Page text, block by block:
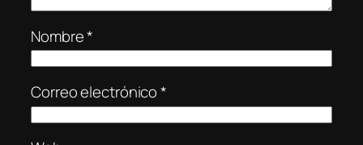
Nombre*
Correo electrónico*